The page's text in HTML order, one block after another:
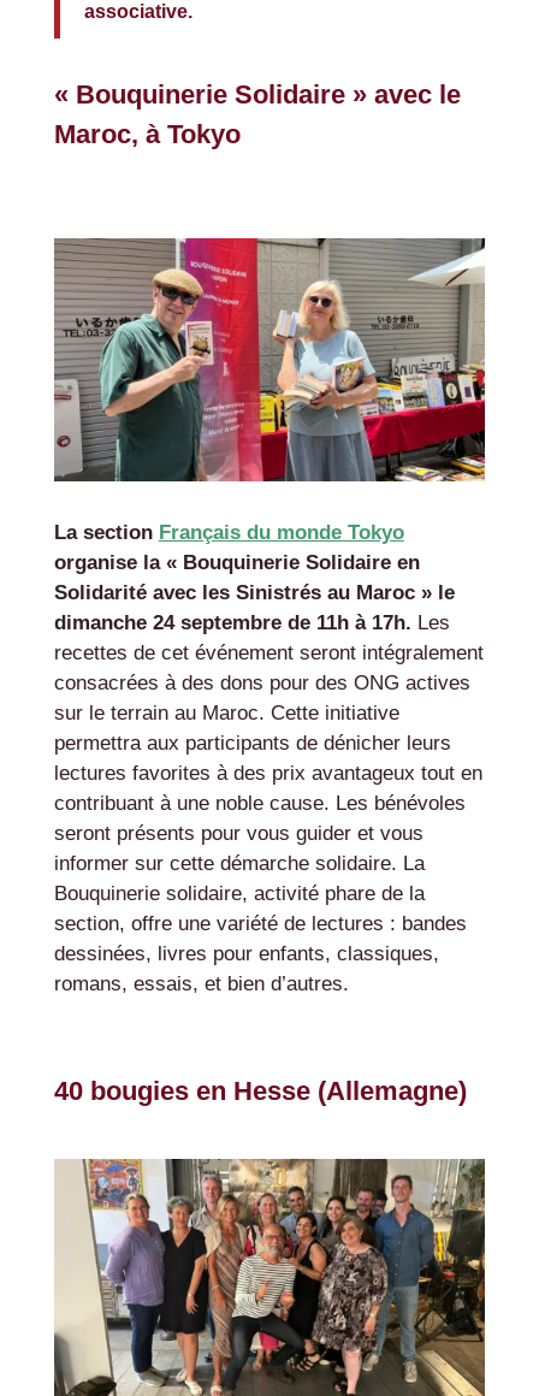
associative.
« Bouquinerie Solidaire » avec le
Maroc, à Tokyo
La section Français du monde Tokyo
organise la « Bouquinerie Solidaire en
Solidarité avec les Sinistrés au Maroc » le
dimanche 24 septembre de 11h à 17h. Les
recettes de cet événement seront intégralement
consacrées à des dons pour des ONG actives
sur le terrain au Maroc. Cette initiative
permettra aux participants de dénicher leurs
lectures favorites à des prix avantageux tout en
contribuant à une noble cause. Les bénévoles
seront présents pour vous guider et vous
informer sur cette démarche solidaire. La
Bouquinerie solidaire, activité phare de la
section, offre une variété de lectures : bandes
dessinées, livres pour enfants, classiques,
romans, essais, et bien d’autres.
40 bougies en Hesse (Allemagne)